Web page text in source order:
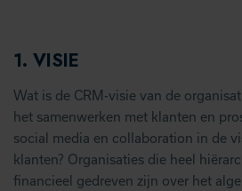
1. VISIE
Wat is de CRM-visie van de
het samenwerken met klanten en
social media en collaboration in de
klanten? Organisaties die heel
financieel gedreven zijn over het